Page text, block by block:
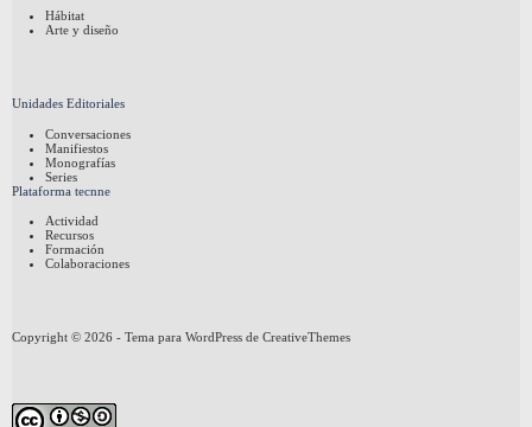
Hábitat
Arte y diseño
Unidades Editoriales
Conversaciones
Manifiestos
Monografías
Series
Plataforma tecnne
Actividad
Recursos
Formación
Colaboraciones
Copyright © 2026 - Tema para WordPress de CreativeThemes